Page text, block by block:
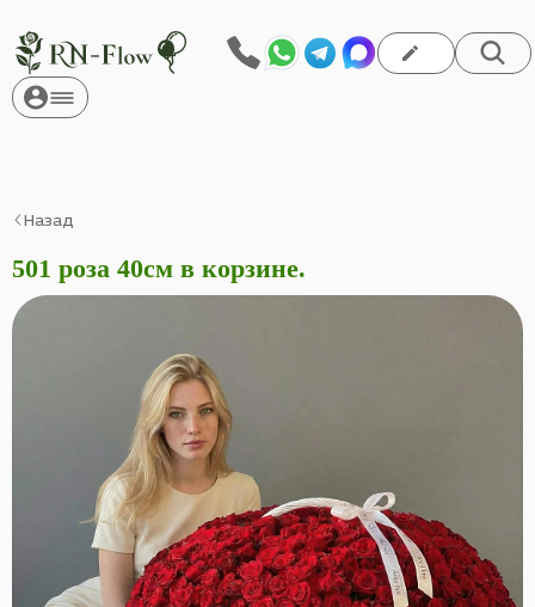
Назад
501 роза 40см в корзине.